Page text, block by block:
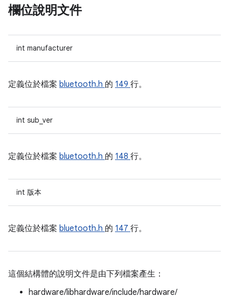
欄位說明文件
int manufacturer
定義位於檔案 bluetooth.h 的 149 行。
int sub_ver
定義位於檔案 bluetooth.h 的 148 行。
int 版本
定義位於檔案 bluetooth.h 的 147 行。
這個結構體的說明文件是由下列檔案產生：
hardware/libhardware/include/hardware/